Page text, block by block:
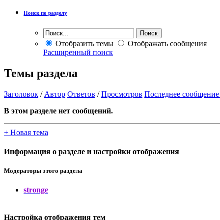
Поиск по разделу
Отобразить темы
Отображать сообщения
Расширенный поиск
Темы раздела
Заголовок / Автор Ответов /Просмотров Последнее сообщение
В этом разделе нет сообщений.
+ Новая тема
Информация о разделе и настройки отображения
Модераторы этого раздела
stronge
Настройка отображения тем